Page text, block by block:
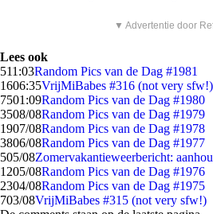
▼ Advertentie door
Lees ook
511:03Random Pics van de Dag #1981
1606:35VrijMiBabes #316 (not very sfw!)
7501:09Random Pics van de Dag #1980
3508/08Random Pics van de Dag #1979
1907/08Random Pics van de Dag #1978
3806/08Random Pics van de Dag #1977
505/08Zomervakantieweerbericht:
1205/08Random Pics van de Dag #1976
2304/08Random Pics van de Dag #1975
703/08VrijMiBabes #315 (not very sfw!)